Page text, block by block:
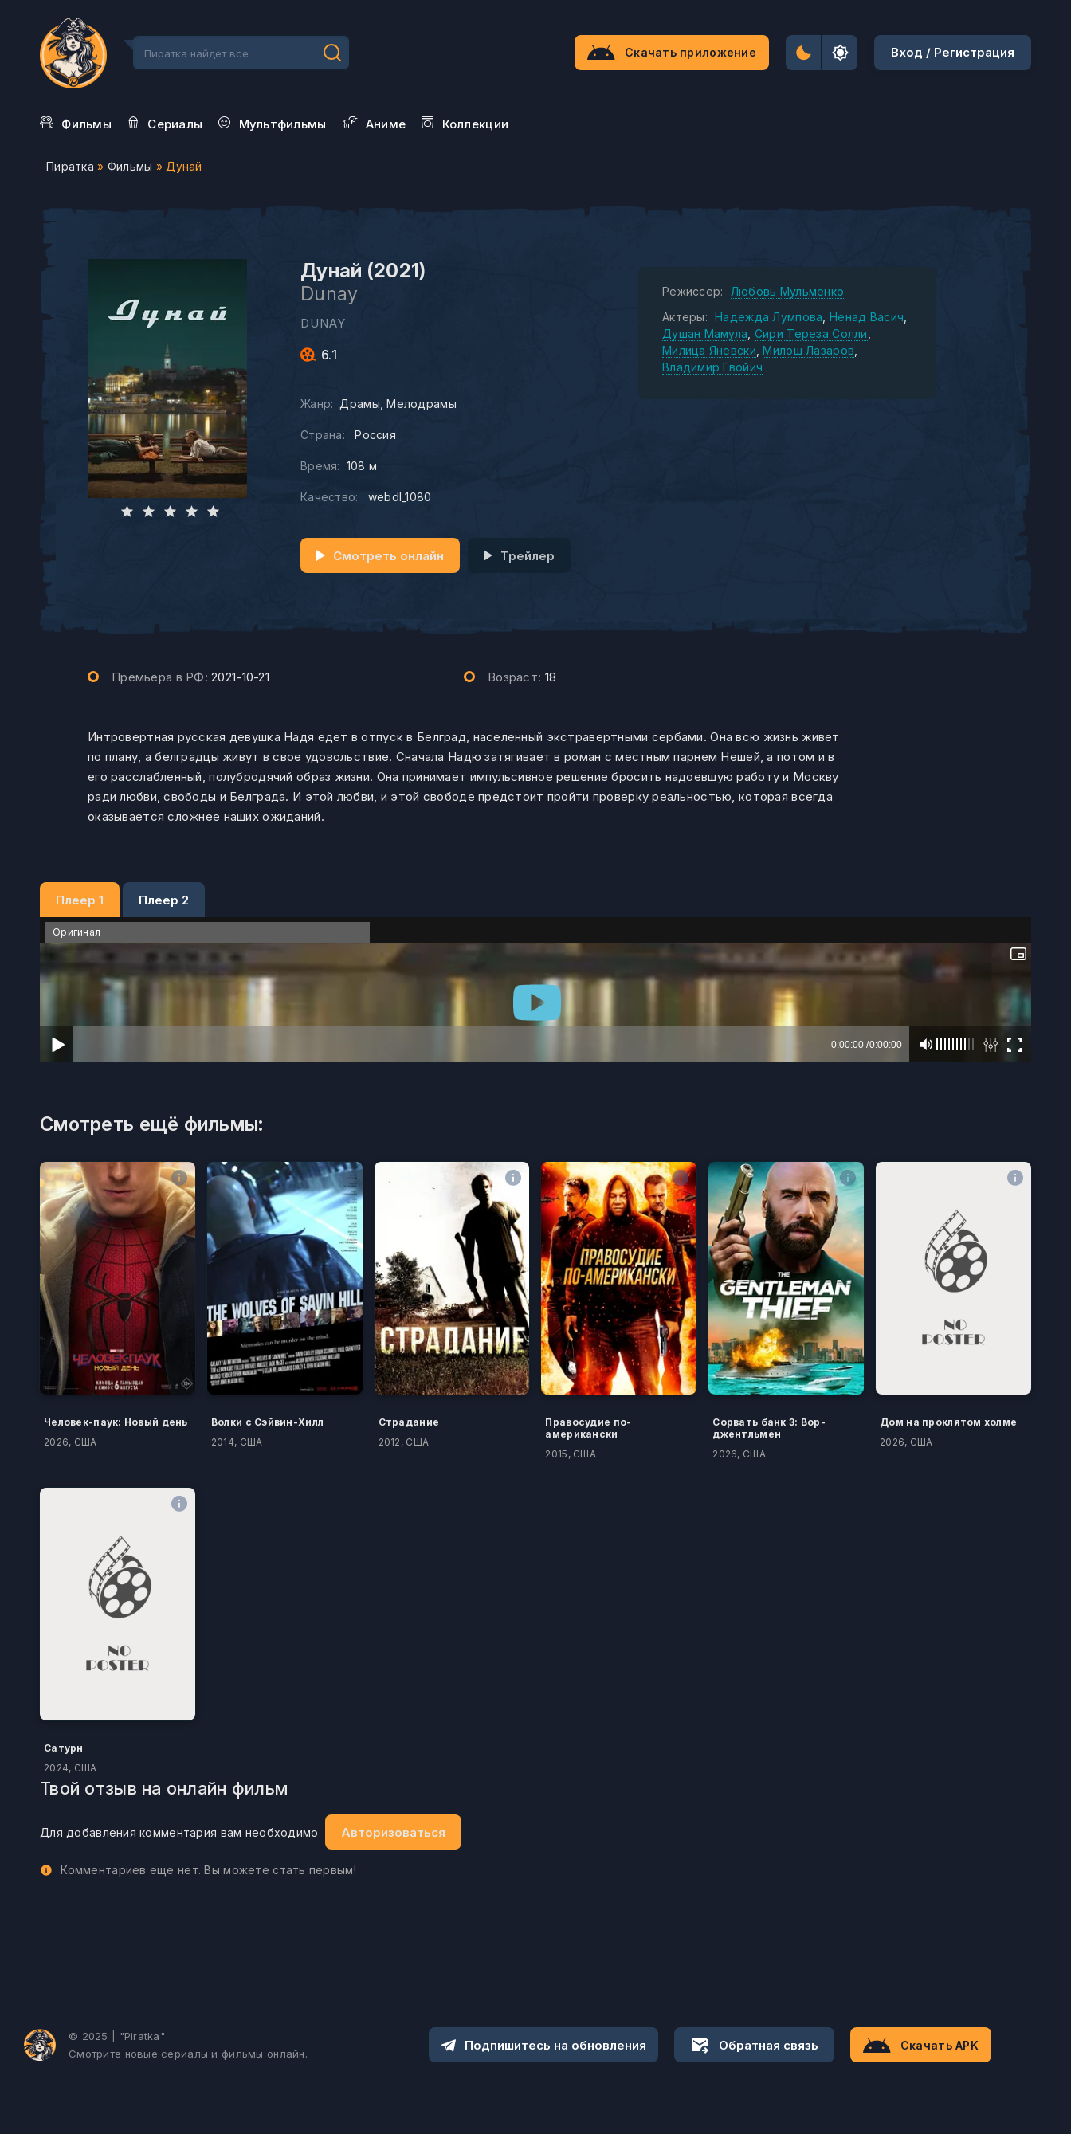
Скачать приложение Вход / Регистрация
Фильмы Сериалы Мультфильмы Aниме Коллекции
Пиратка » Фильмы » Дунай
Дунай (2021)
Dunay
DUNAY
6.1
Жанр: Драмы Мелодрамы
Страна: Россия
Время: 108 м
Качество: webdl_1080
Смотреть онлайн Трейлер
Режиссер:
Любовь Мульменко
Актеры:
Надежда Лумпова Ненад Васич
Душан Мамула Сири Тереза Солли
Милица Яневски Милош Лазаров
Владимир Гвойич
Премьера в РФ:2021-10-21 Возраст: 18
Интровертная русская девушка Надя едет в отпуск в Белград, населенный экстравертными сербами. Она всю жизнь живет
по плану, а белградцы живут в свое удовольствие. Сначала Надю затягивает в роман с местным парнем Нешей, а потом и в
его расслабленный, полубродячий образ жизни. Она принимает импульсивное решение бросить надоевшую работу и Москву
ради любви, свободы и Белграда. И этой любви, и этой свободе предстоит пройти проверку реальностью, которая всегда
оказывается сложнее наших ожиданий.
Плеер 1 Плеер 2
Оригинал
Смотреть ещё фильмы:
Человек-паук: Новый день
2026, США
Волки с Сэйвин-Хилл
2014, США
Страдание
2012, США
Правосудие по-
американски
2015, США
Сорвать банк 3: Вор-
джентльмен
2026, США
Дом на проклятом холме
2026, США
Сатурн
2024, США
Твой отзыв на онлайн фильм
Для добавления комментария вам необходимо Авторизоваться
Комментариев еще нет. Вы можете стать первым!
© 2025 | "Piratka"
Смотрите новые сериалы и фильмы онлайн.
Подпишитесь на обновления Обратная связь Скачать APK